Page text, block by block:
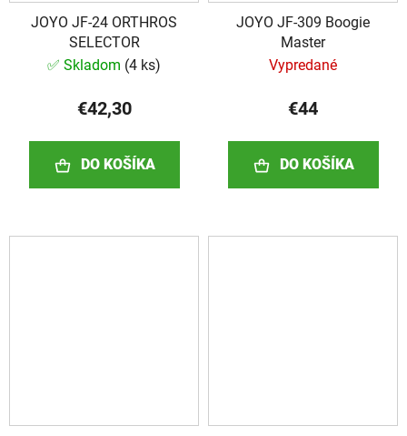
JOYO JF-24 ORTHROS
SELECTOR
✅ Skladom (4 ks)
€42,30
DO KOŠÍKA
JOYO JF-309 Boogie
Master
Vypredané
€44
DO KOŠÍKA